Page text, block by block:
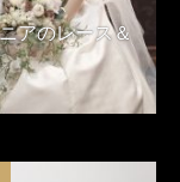
アのレース＆